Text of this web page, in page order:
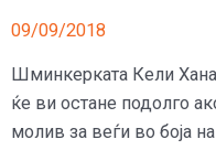
09/09/2018
Шминкерката Кели
ќе ви остане подолго
молив за веѓи во боја